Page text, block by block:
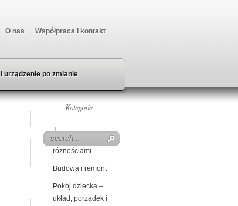
O nas Współpraca i kontakt
urządzenie po zmianie
Kategorie
Beczka z
różnościami
Budowa i remont
Pokój dziecka –
układ, porządek i